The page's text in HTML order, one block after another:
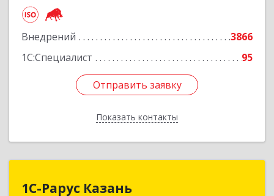
Внедрений
3866
1С:Специалист
95
Отправить заявку
Показать контакты
г, Литвинова ул, дом № 74, корпус 31, пом.1
Подробнее
Отправить заявку
Назад
1С-Рарус Казань